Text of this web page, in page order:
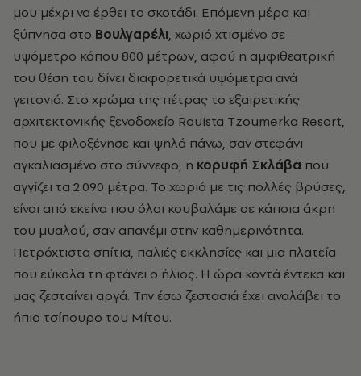
μου μέχρι να έρθει το σκοτάδι. Επόμενη μέρα και
ξύπνησα στο Βουλγαρέλι, χωριό χτισμένο σε
υψόμετρο κάπου 800 μέτρων, αφού η αμφιθεατρική
του θέση του δίνει διαφορετικά υψόμετρα ανά
γειτονιά. Στο χρώμα της πέτρας το εξαιρετικής
αρχιτεκτονικής ξενοδοχείο Rouista Tzoumerka Resort,
που με φιλοξένησε και ψηλά πάνω, σαν στεφάνι
αγκαλιασμένο στο σύννεφο, η κορυφή Σκλάβα που
αγγίζει τα 2.090 μέτρα. Το χωριό με τις πολλές βρύσες,
είναι από εκείνα που όλοι κουβαλάμε σε κάποια άκρη
του μυαλού, σαν απανέμι στην καθημερινότητα.
Πετρόχτιστα σπίτια, παλιές εκκλησίες και μια πλατεία
που εύκολα τη φτάνει ο ήλιος. Η ώρα κοντά έντεκα και
μας ζεσταίνει αργά. Την έσω ζεστασιά έχει αναλάβει το
ήπιο τσίπουρο του Μίτου.